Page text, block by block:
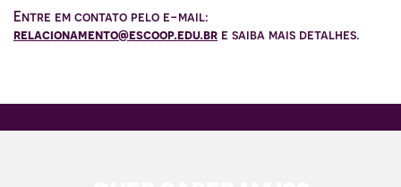
Entre em contato pelo e-mail:
relacionamento@escoop.edu.br e saiba mais detalhes.